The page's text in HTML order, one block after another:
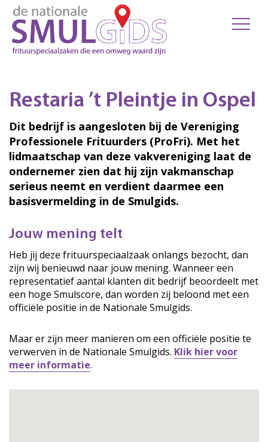
Restaria ’t Pleintje in Ospel
Dit bedrijf is aangesloten bij de Vereniging
Professionele Frituurders (ProFri). Met het
lidmaatschap van deze vakvereniging laat de
ondernemer zien dat hij zijn vakmanschap
serieus neemt en verdient daarmee een
basisvermelding in de Smulgids.
Jouw mening telt
Heb jij deze frituurspeciaalzaak onlangs bezocht, dan
zijn wij benieuwd naar jouw mening. Wanneer een
representatief aantal klanten dit bedrijf beoordeelt met
een hoge Smulscore, dan worden zij beloond met een
officiële positie in de Nationale Smulgids.
Maar er zijn meer manieren om een officiële positie te
verwerven in de Nationale Smulgids. Klik hier voor
meer informatie.